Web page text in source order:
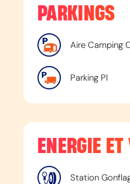
PARKINGS
Aire Camping
Parking Pl
ENERGIE
Station